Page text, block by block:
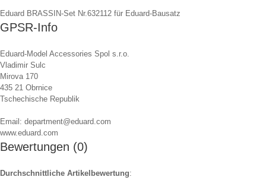
Eduard BRASSIN-Set Nr.632112 für Eduard-Bausatz
GPSR-Info
Eduard-Model Accessories Spol s.r.o.
Vladimir Sulc
Mirova 170
435 21 Obrnice
Tschechische Republik
Email: department@eduard.com
www.eduard.com
Bewertungen (0)
Durchschnittliche Artikelbewertung: